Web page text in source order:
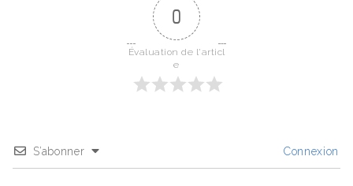
0
Évaluation de l'articl
e
S’abonner Connexion